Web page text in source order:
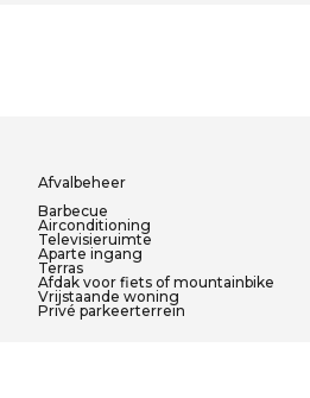
Afvalbeheer
Barbecue
Airconditioning
Televisieruimte
Aparte ingang
Terras
Afdak voor fiets of mountainbike
Vrijstaande woning
Privé parkeerterrein